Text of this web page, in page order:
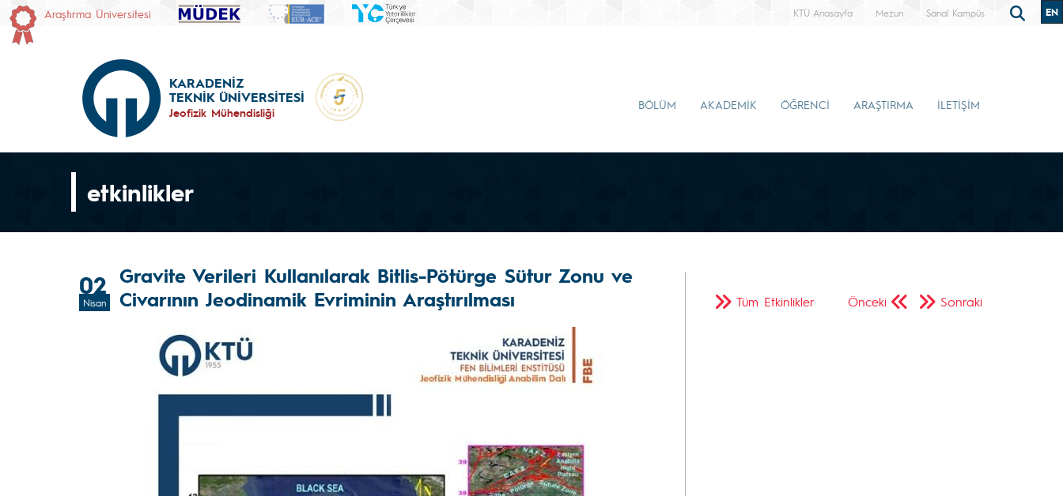
Araştırma Üniversitesi KTÜ Anasayfa Mezun Sanal Kampüs EN
KARADENİZ
TEKNİK ÜNİVERSİTESİ
Jeofizik Mühendisliği
BÖLÜM AKADEMİK ÖĞRENCİ ARAŞTIRMA İLETİŞİM
etkinlikler
02
Nisan
Gravite Verileri Kullanılarak Bitlis-Pötürge Sütur Zonu ve
Civarının Jeodinamik Evriminin Araştırılması
Önceki Sonraki
Tüm Etkinlikler